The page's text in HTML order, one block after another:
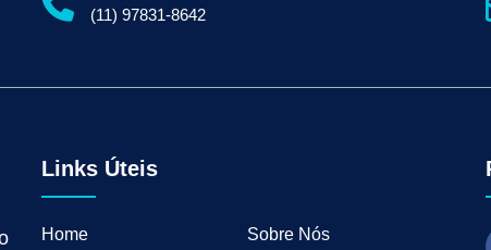
para Empresas Serviços de Marketing Digital Marketing Digital para
Estratégias de Marketing para Empresas B2B Inbound Marketing para
Marketing de Busca Industrial Marketing Industrial B2B Marketing
(11) 97831-8642
Links Úteis
Home
Sobre Nós